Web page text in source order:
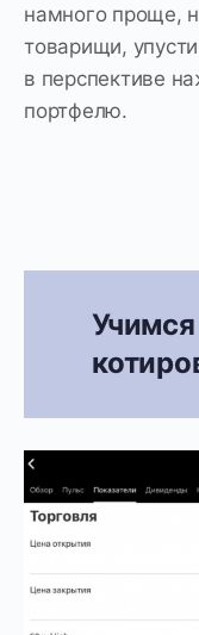
намного проще,
товарищи,
в перспективе
портфелю.
Учимся